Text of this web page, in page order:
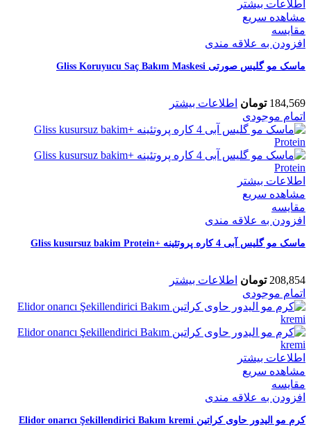
اطلاعات بیشتر
مشاهده سریع
مقایسه
افزودن به علاقه مندی
ماسک مو گلیس صورتی Gliss Koruyucu Saç Bakım Maskesi
184,569 تومان اطلاعات بیشتر
اتمام موجودی
اطلاعات بیشتر
مشاهده سریع
مقایسه
افزودن به علاقه مندی
ماسک مو گلیس آبی 4 کاره پروتئینه +Gliss kusursuz bakim Protein
208,854 تومان اطلاعات بیشتر
اتمام موجودی
اطلاعات بیشتر
مشاهده سریع
مقایسه
افزودن به علاقه مندی
کرم مو الیدور حاوی کراتین Elidor onarıcı Şekillendirici Bakım kremi